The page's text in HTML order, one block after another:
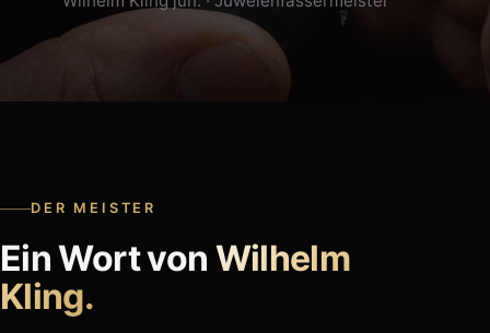
DER MEISTER
Ein Wort von Wilhelm
Kling.